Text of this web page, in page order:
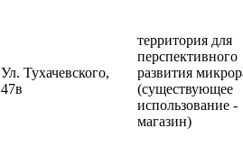
Ул. Тухачевского,
47в
территория для
перспективного
развития
(существующее
использование -
магазин)